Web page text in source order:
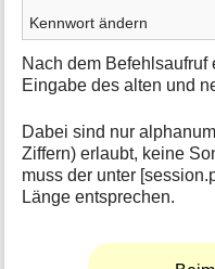
Kennwort ändern
Nach dem
Eingabe des alten und
Dabei sind nur
Ziffern) erlaubt, keine
muss der unter
Länge entsprechen.